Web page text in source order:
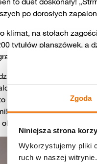
Zgoda
Niniejsza strona
Wykorzystujemy pliki
ruch w naszej
po dorosłych
klimat, na stołach
tytułów planszówek,
jak i doświadczeni
turniej w grę „Dr
tempie. Było
by się nie pomylił pod
Na zakończenie
szczęścia.